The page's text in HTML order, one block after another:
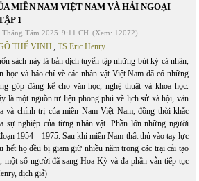
MIỀN NAM VIỆT NAM VÀ HẢI NGOẠI
1
Tháng Tám 2025 9:11 CH (Xem: 12072)
THẾ VINH, TS Eric Henry
sách này là bản dịch tuyển tập những bút ký cá nhân,
học và báo chí về các nhân vật Việt Nam đã có những
góp đáng kể cho văn học, nghệ thuật và khoa học.
là một nguồn tư liệu phong phú về lịch sử xã hội, văn
và chính trị của miền Nam Việt Nam, đồng thời khắc
sự nghiệp của từng nhân vật. Phần lớn những người
1954 – 1975. Sau khi miền Nam thất thủ vào tay lực
hết họ đều bị giam giữ nhiều năm trong các trại cải tạo
một số người đã sang Hoa Kỳ và đa phần vẫn tiếp tục
dịch giả)